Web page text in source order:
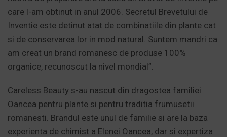
care l-am obtinut in anul 2006. Secretul Brevetului de
Inventie este detinut atat de combinatiile din plante cat
si de conservarea lor in mod natural. Suntem mandri ca
am creat un brand romanesc de produse 100%
organice, recunoscut la nivel mondial”.
Careless Beauty s-au nascut din dragostea familiei
Oancea pentru plante si pentru traditia frumusetii
romanesti. Brandul este unul de familie si are la baza
experienta de chimist a Elenei Oancea, dar si expertiza